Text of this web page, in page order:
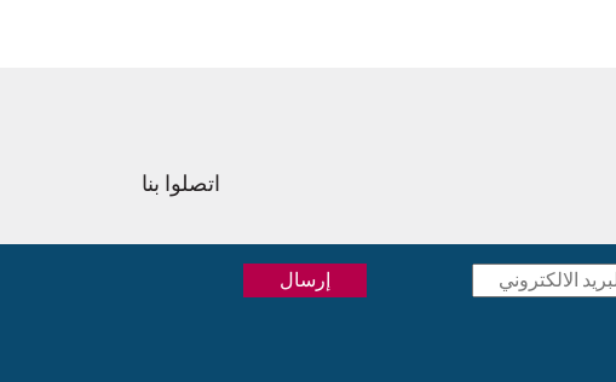
اتصلوا بنا